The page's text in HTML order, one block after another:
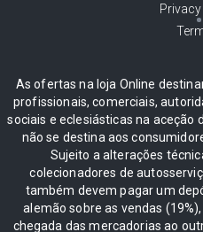
As ofertas na loja Online
profissionais, comerciais,
sociais e eclesiásticas na aceção
não se destina aos
Sujeito a alterações
colecionadores de
também devem pagar um
alemão sobre as vendas
chegada das mercadorias ao